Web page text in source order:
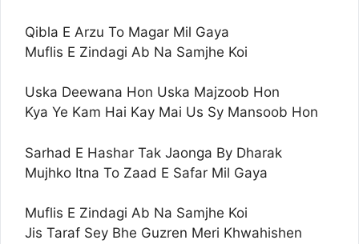
Qibla E Arzu To Magar Mil Gaya
Muflis E Zindagi Ab Na Samjhe Koi
Uska Deewana Hon Uska Majzoob Hon
Kya Ye Kam Hai Kay Mai Us Sy Mansoob Hon
Sarhad E Hashar Tak Jaonga By Dharak
Mujhko Itna To Zaad E Safar Mil Gaya
Muflis E Zindagi Ab Na Samjhe Koi
Jis Taraf Sey Bhe Guzren Meri Khwahishen